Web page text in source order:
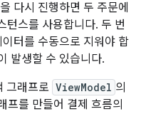
다시 진행하면 두 주문에
턴스를 사용합니다. 두 번
터를 수동으로 지워야 합
발생할 수 있습니다.
그래프로 ViewModel 의
프를 만들어 결제 흐름의